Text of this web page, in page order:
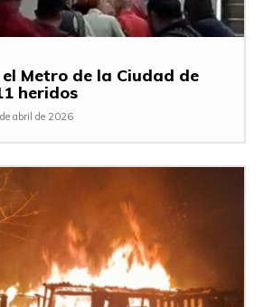
Metro de la Ciudad de
heridos
abril de 2026